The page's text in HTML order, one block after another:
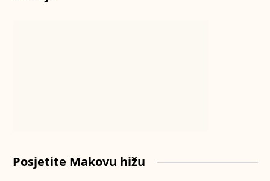
Posjetite Makovu hižu